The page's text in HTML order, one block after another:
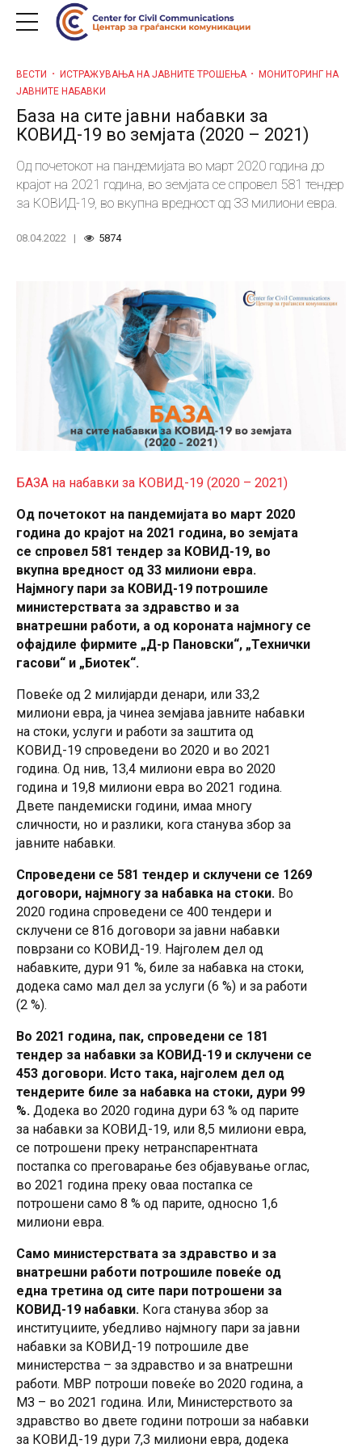
ВЕСТИ ИСТРАЖУВАЊА НА ЈАВНИТЕ ТРОШЕЊА
МОНИТОРИНГ НА
ЈАВНИТЕ НАБАВКИ
База на сите јавни набавки за
КОВИД-19 во земјата (2020 – 2021)
Од почетокот на пандемијата во март 2020 година до
крајот на 2021 година, во земјата се спровел 581 тендер
за КОВИД-19, во вкупна вредност од 33 милиони евра.
08.04.2022 5874
БАЗА на набавки за КОВИД-19 (2020 – 2021)
Од почетокот на пандемијата во март 2020
година до крајот на 2021 година, во земјата
се спровел 581 тендер за КОВИД-19, во
вкупна вредност од 33 милиони евра.
Најмногу пари за КОВИД-19 потрошиле
министерствата за здравство и за
внатрешни работи, а од короната најмногу се
офајдиле фирмите „Д-р Пановски“, „Технички
гасови“ и „Биотек“.
Повеќе од 2 милијарди денари, или 33,2
милиони евра, ја чинеа земјава јавните набавки
на стоки, услуги и работи за заштита од
КОВИД-19 спроведени во 2020 и во 2021
година. Од нив, 13,4 милиони евра во 2020
година и 19,8 милиони евра во 2021 година.
Двете пандемиски години, имаа многу
сличности, но и разлики, кога станува збор за
јавните набавки.
Спроведени се 581 тендер и склучени се 1269
договори, најмногу за набавка на стоки. Во
2020 година спроведени се 400 тендери и
склучени се 816 договори за јавни набавки
поврзани со КОВИД-19. Најголем дел од
набавките, дури 91 %, биле за набавка на стоки,
додека само мал дел за услуги (6 %) и за работи
(2 %).
Во 2021 година, пак, спроведени се 181
тендер за набавки за КОВИД-19 и склучени се
453 договори. Исто така, најголем дел од
тендерите биле за набавка на стоки, дури 99
%. Додека во 2020 година дури 63 % од парите
за набавки за КОВИД-19, или 8,5 милиони евра,
се потрошени преку нетранспарентната
постапка со преговарање без објавување оглас,
во 2021 година преку оваа постапка се
потрошени само 8 % од парите, односно 1,6
милиони евра.
Само министерствата за здравство и за
внатрешни работи потрошиле повеќе од
една третина од сите пари потрошени за
КОВИД-19 набавки. Кога станува збор за
институциите, убедливо најмногу пари за јавни
набавки за КОВИД-19 потрошиле две
министерства – за здравство и за внатрешни
работи. МВР потроши повеќе во 2020 година, а
МЗ – во 2021 година. Или, Министерството за
здравство во двете години потроши за набавки
за КОВИД-19 дури 7,3 милиони евра, додека